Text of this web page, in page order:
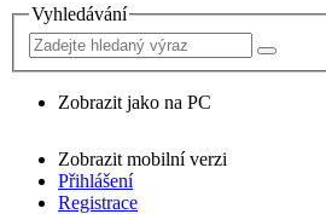
Vyhledávání
Zobrazit jako na PC
Zobrazit mobilní verzi
Přihlášení
Registrace